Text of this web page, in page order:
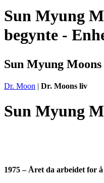
Sun Myung
begynte -
Sun Myung
Dr. Moon | Dr. Moons liv
Sun Myung
1975 – Året da arbeidet for